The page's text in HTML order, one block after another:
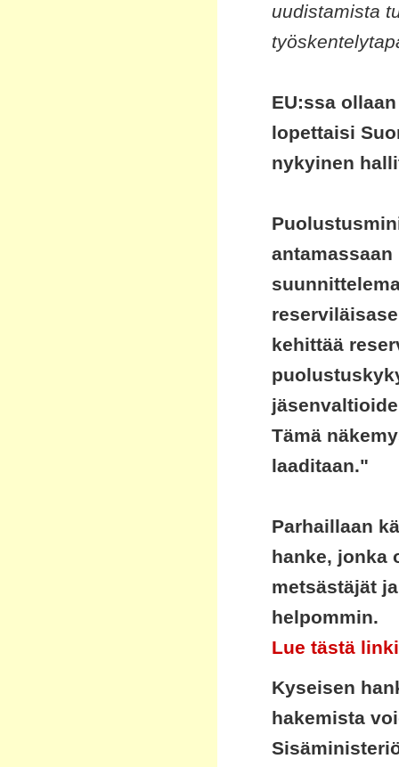
uudistamista
EU:ssa
lopettaisi
nykyinen
antamassaan
kehittää
Tämä
laaditaan."
Parhaillaan
hanke, jonka
metsästäjät
helpommin.
Lue tästä
Kyseisen
hakemista